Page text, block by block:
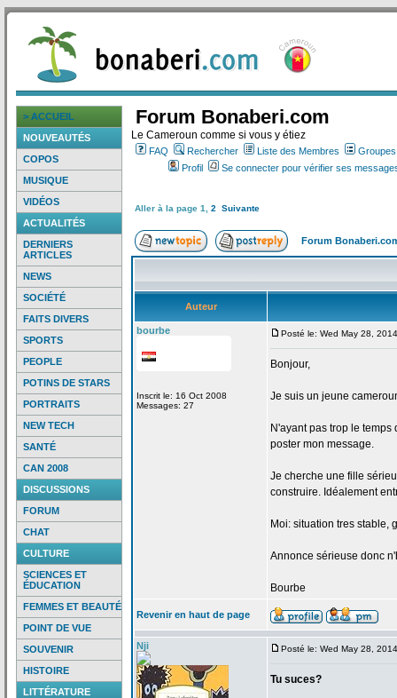
> ACCUEIL
NOUVEAUTÉS
COPOS
MUSIQUE
VIDÉOS
ACTUALITÉS
DERNIERS
ARTICLES
NEWS
SOCIÉTÉ
FAITS DIVERS
SPORTS
PEOPLE
POTINS DE STARS
PORTRAITS
NEW TECH
SANTÉ
CAN 2008
DISCUSSIONS
FORUM
CHAT
CULTURE
SCIENCES ET
ÉDUCATION
FEMMES ET BEAUTÉ
POINT DE VUE
SOUVENIR
HISTOIRE
LITTÉRATURE
Forum Bonaberi.com
Le Cameroun comme si vous y étiez
FAQ Rechercher Liste des Membres
Profil
Se connecter pour vérifier ses
Aller à la page 1 2 Suivante
Forum
Auteur
bourbe
Inscrit le: 16 Oct 2008
Messages: 27
Posté le: Wed May 28,
Bonjour,
Je suis un jeune
N'ayant pas trop le temps
poster mon message.
Je cherche une fille
construire. Idéalement
Moi: situation tres stable,
Annonce sérieuse donc
Bourbe
Revenir en haut de page
Nji Posté le: Wed May 28,
Tu suces?